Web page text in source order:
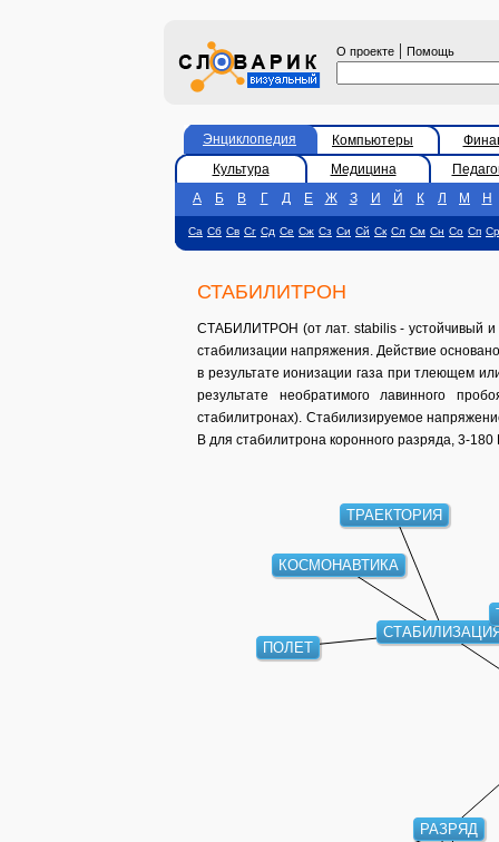
О проекте | Помощь
Энциклопедия Компьютеры
Культура
Медицина
А
Б В Г Д Е Ж З И Й К Л М Н
Са Сб Св Сг Сд Се Сж Сз Си Сй Ск Сл См Сн Со Сп Ср
СТАБИЛИТРОН
СТАБИЛИТРОН (от лат. stabilis - устойчивый и
стабилизации напряжения. Действие
в результате ионизации газа при тлеющем
результате необратимого лавинного
стабилитронах). Стабилизируемое
В для стабилитрона коронного разряда, 3-
РАЗРЯД
КОСМОНАВТИКА
ТРАЕКТОРИЯ
ПОЛЕТ